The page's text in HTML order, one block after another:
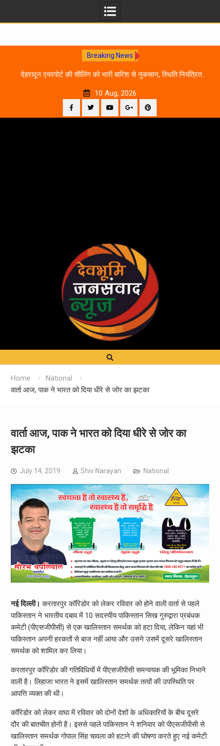
Breaking News
देहरादून एयरपोर्ट की सीलिंग को भारी बारिश से नुकसान, स्थिति नियंत्रित..
10 Aug, 2026
Home
National
वार्ता आज, पाक ने भारत को दिया धीरे से जोर का झटका
वार्ता आज, पाक ने भारत को दिया धीरे से जोर का
झटका
July 14, 2019 Shiv Narayan National
नई दिल्ली। करतारपुर कॉरिडोर को लेकर रविवार को होने वाली वार्ता से पहले
पाकिस्तान ने भारतीय दबाव में 10 सदस्यीय पाकिस्तान सिख गुरुद्वारा प्रबंधक
कमेटी (पीएसजीपीसी) से एक खालिस्तान समर्थक को हटा दिया, लेकिन यहां भी
पाकिस्तान अपनी हरकतों से बाज नहीं आया और उसने उसमें दूसरे खालिस्तान
समर्थक को शामिल कर लिया।
करतारपुर कॉरिडोर की गतिविधियों में पीएसजीपीसी समन्वयक की भूमिका निभाने
वाली है। लिहाजा भारत ने इसमें खालिस्तान समर्थक तत्वों की उपस्थिति पर
आपत्ति व्यक्त की थी।
कॉरिडोर को लेकर वाघा में रविवार को दोनों देशों के अधिकारियों के बीच दूसरे
दौर की बातचीत होनी है। इससे पहले पाकिस्तान ने शनिवार को पीएसजीपीसी से
खालिस्तान समर्थक गोपाल सिंह चावला को हटाने की घोषणा करते हुए नई कमेटी